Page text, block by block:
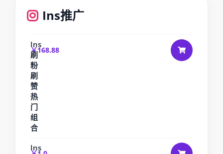
Ins推广
Ins
刷
粉
刷
赞
热
门
组
合
￥168.88
Ins